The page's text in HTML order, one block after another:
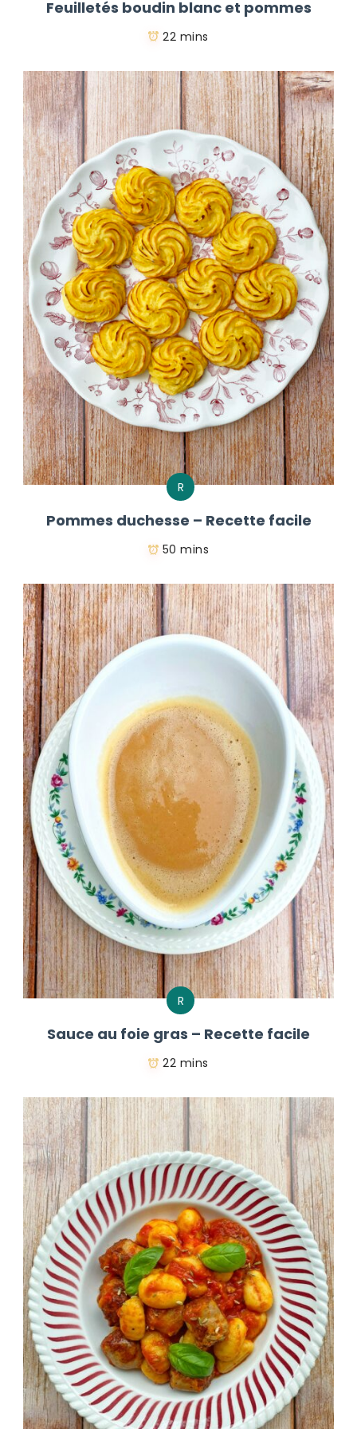
Feuilletés boudin blanc et pommes
22 mins
R
Pommes duchesse – Recette facile
50 mins
R
Sauce au foie gras – Recette facile
22 mins